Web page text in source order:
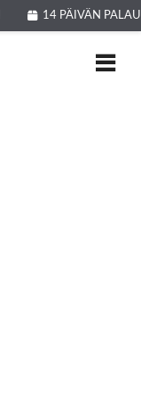
14 PÄIVÄN